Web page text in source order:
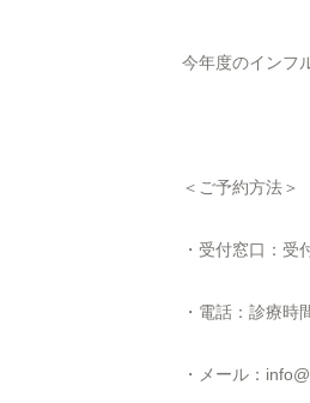
今年度のインフ
＜ご予約方法＞
・受付窓口：受
・電話：診療時
・メール：